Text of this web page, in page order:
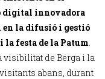
digital innovadora
en la difusió i gestió
festa de la Patum.
visibilitat de Berga i la
abans, durant